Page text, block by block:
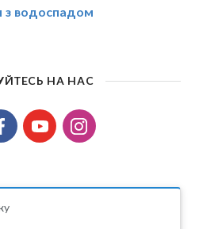
з водоспадом
НА НАС